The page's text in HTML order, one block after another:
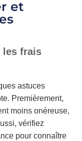
et
les frais
astuces
Premièrement,
moins onéreuse,
vérifiez
pour connaître